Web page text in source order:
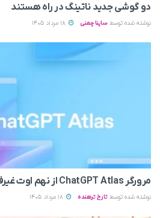
دو گوشی جدید ناتینگ در راه هستند
نوشته شده توسط ساینا چمنی
مرورگر ChatGPT Atlas از نهم اوت غیرفعال می‌ شود
نوشته شده توسط تارخ ترهنده